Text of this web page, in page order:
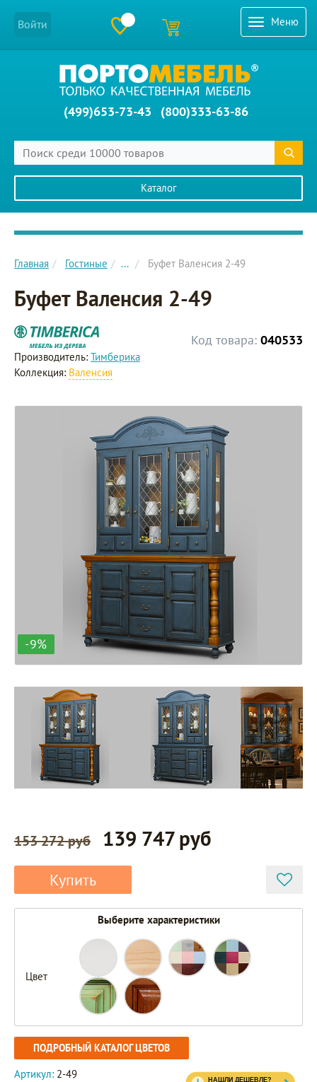
Меню
Войти
(499)653-73-43 (800)333-63-86
Каталог
Главное меню сайта
Главная Гостиные ... Буфет Валенсия 2-49
Буфет Валенсия 2-49
Код товара: 040533
Производитель: Тимберика
Коллекция: Валенсия
-9%
153 272 руб 139 747 руб
Купить
Выберите характеристики
Цвет
ПОДРОБНЫЙ КАТАЛОГ ЦВЕТОВ
Артикул: 2-49